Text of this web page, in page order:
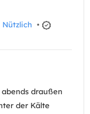
Nützlich •
draußen
der Kälte